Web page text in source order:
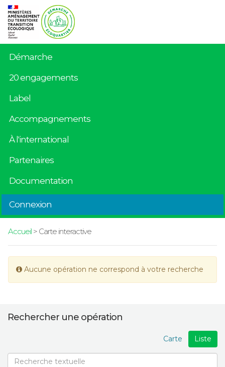
Démarche
20 engagements
Label
Accompagnements
À l'international
Partenaires
Documentation
Connexion
Accueil> Carte interactive
Aucune opération ne correspond à votre recherche
Rechercher une opération
Liste
Carte